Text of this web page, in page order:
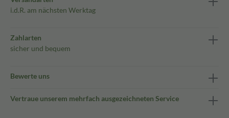
i.d.R. am nächsten Werktag
Zahlarten
sicher und bequem
Bewerte uns
Vertraue unserem mehrfach ausgezeichneten Service